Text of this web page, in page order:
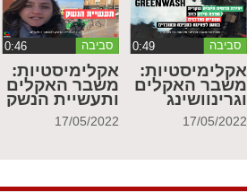
סביבה
אקלימיסטיות:
משבר האקלים
וגרינוושינג
17/05/2022
סביבה ‏0:46
אקלימיסטיות:
משבר האקלים
ותעשיית הנשק
17/05/2022